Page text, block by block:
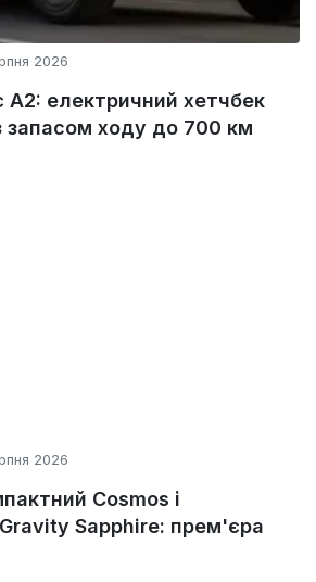
2026
електричний хетчбек
запасом ходу до 700 км
2026
Cosmos і
Sapphire: прем'єра